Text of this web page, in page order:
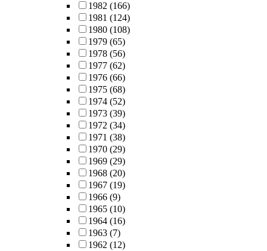
1982 (166)
1981 (124)
1980 (108)
1979 (65)
1978 (56)
1977 (62)
1976 (66)
1975 (68)
1974 (52)
1973 (39)
1972 (34)
1971 (38)
1970 (29)
1969 (29)
1968 (20)
1967 (19)
1966 (9)
1965 (10)
1964 (16)
1963 (7)
1962 (12)